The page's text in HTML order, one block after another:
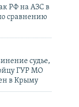
РФ на АЗС в
сравнению
судье,
ГУР МО
в Крыму